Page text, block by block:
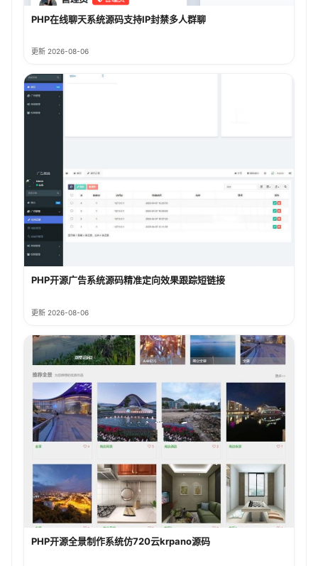
PHP在线聊天系统源码支持IP封禁多人群聊
更新 2026-08-06
PHP开源广告系统源码精准定向效果跟踪短链接
更新 2026-08-06
PHP开源全景制作系统仿720云krpano源码